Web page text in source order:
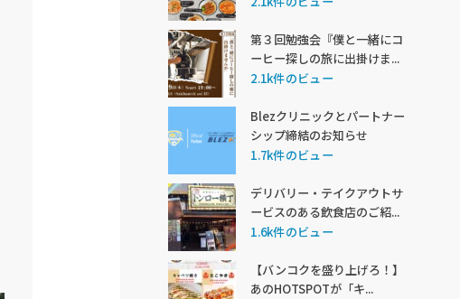
第３回勉強会『僕と一緒にコ
ーヒー探しの旅に出掛けま...
2.1k件のビュー
Blezクリニックとパートナー
シップ締結のお知らせ
1.7k件のビュー
デリバリー・テイクアウトサ
ービスのある飲食店のご紹...
1.6k件のビュー
【バンコクを盛り上げろ！】
あのHOTSPOTが「キ...